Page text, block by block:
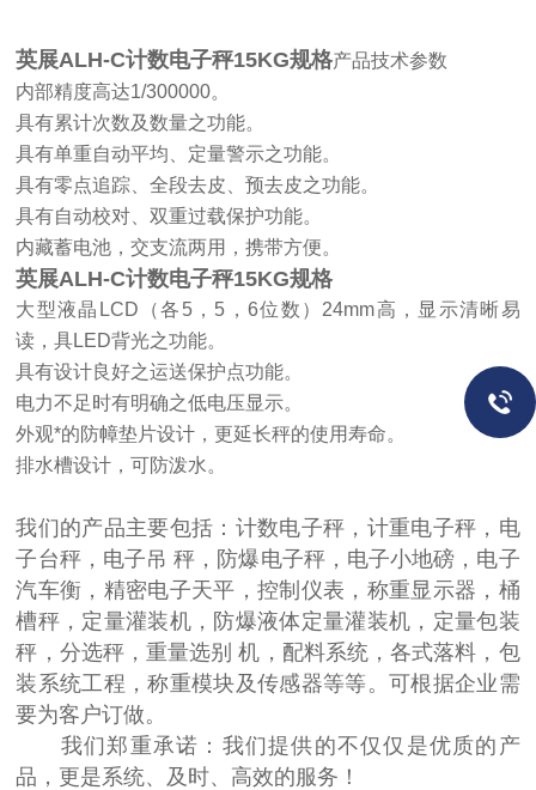
英展ALH-C计数电子秤15KG规格产品技术参数
内部精度高达1/300000。
具有累计次数及数量之功能。
具有单重自动平均、定量警示之功能。
具有零点追踪、全段去皮、预去皮之功能。
具有自动校对、双重过载保护功能。
内藏蓄电池，交支流两用，携带方便。
英展ALH-C计数电子秤15KG规格
大型液晶LCD（各5，5，6位数）24mm高，显示清晰易
读，具LED背光之功能。
具有设计良好之运送保护点功能。
电力不足时有明确之低电压显示。
外观*的防幛垫片设计，更延长秤的使用寿命。
排水槽设计，可防泼水。
我们的产品主要包括：计数电子秤，计重电子秤，电
子台秤，电子吊 秤，防爆电子秤，电子小地磅，电子
汽车衡，精密电子天平，控制仪表，称重显示器，桶
槽秤，定量灌装机，防爆液体定量灌装机，定量包装
秤，分选秤，重量选别 机，配料系统，各式落料，包
装系统工程，称重模块及传感器等等。可根据企业需
要为客户订做。
我们郑重承诺：我们提供的不仅仅是优质的产
品，更是系统、及时、高效的服务！